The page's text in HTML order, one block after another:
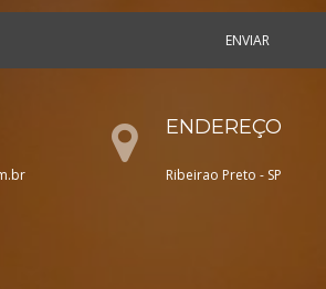
ENVIAR
ENDEREÇO
Ribeirao Preto - SP